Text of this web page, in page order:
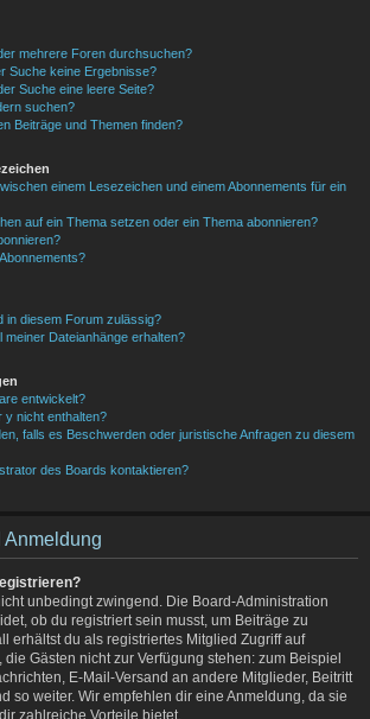
mehrere Foren durchsuchen?
Suche keine Ergebnisse?
Suche eine leere Seite?
suchen?
Beiträge und Themen finden?
einem Lesezeichen und einem Abonnements für ein
auf ein Thema setzen oder ein Thema abonnieren?
in diesem Forum zulässig?
meiner Dateianhänge erhalten?
entwickelt?
y nicht enthalten?
falls es Beschwerden oder juristische Anfragen zu diesem
des Boards kontaktieren?
Anmeldung
unbedingt zwingend. Die Board-Administration
ob du registriert sein musst, um Beiträge zu
erhältst du als registriertes Mitglied Zugriff auf
Gästen nicht zur Verfügung stehen: zum Beispiel
E-Mail-Versand an andere Mitglieder, Beitritt
so weiter. Wir empfehlen dir eine Anmeldung, da sie
zahlreiche Vorteile bietet.